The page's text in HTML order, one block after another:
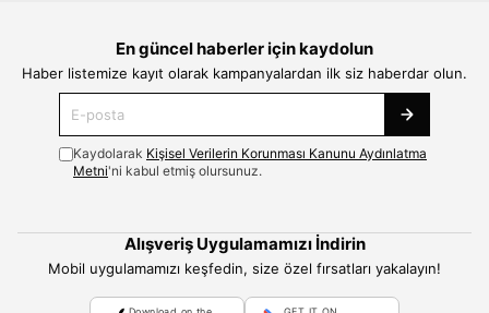
En güncel haberler için kaydolun
Haber listemize kayıt olarak kampanyalardan ilk siz haberdar olun.
Kaydolarak Kişisel Verilerin Korunması Kanunu Aydınlatma
Metni'ni kabul etmiş olursunuz.
Alışveriş Uygulamamızı İndirin
Mobil uygulamamızı keşfedin, size özel fırsatları yakalayın!